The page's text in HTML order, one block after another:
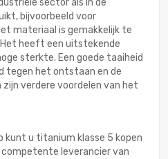
sector als in de
bijvoorbeeld voor
materiaal is gemakkelijk te
heeft een uitstekende
sterkte. Een goede taaiheid
tegen het ontstaan en de
verdere voordelen van het
kunt u titanium klasse 5 kopen
competente leverancier van